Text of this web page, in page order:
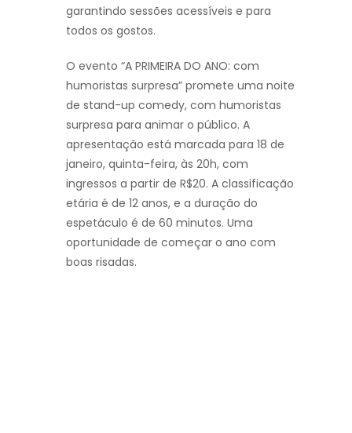
garantindo sessões acessíveis e para
todos os gostos.
O evento “A PRIMEIRA DO ANO: com
humoristas surpresa” promete uma noite
de stand-up comedy, com humoristas
surpresa para animar o público. A
apresentação está marcada para 18 de
janeiro, quinta-feira, às 20h, com
ingressos a partir de R$20. A classificação
etária é de 12 anos, e a duração do
espetáculo é de 60 minutos. Uma
oportunidade de começar o ano com
boas risadas.